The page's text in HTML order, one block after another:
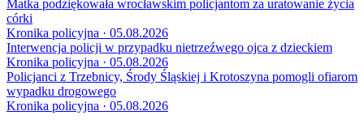
Matka podziękowała wrocławskim policjantom za uratowanie życia
córki
Kronika policyjna · 05.08.2026
Interwencja policji w przypadku nietrzeźwego ojca z dzieckiem
Kronika policyjna · 05.08.2026
Policjanci z Trzebnicy, Środy Śląskiej i Krotoszyna pomogli ofiarom
wypadku drogowego
Kronika policyjna · 05.08.2026